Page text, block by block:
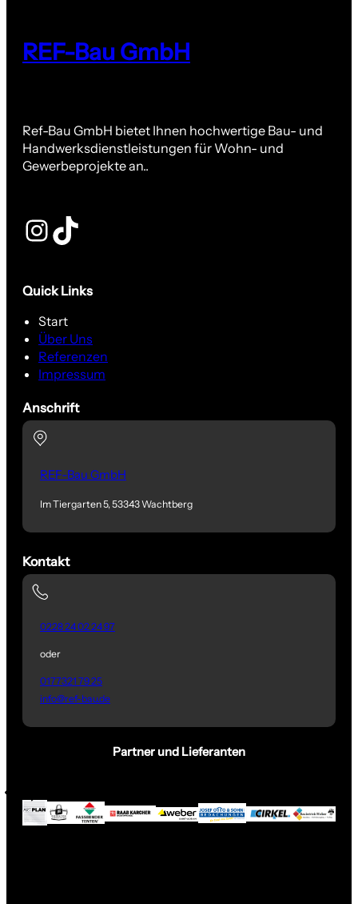
REF-Bau GmbH
Ref-Bau GmbH bietet Ihnen hochwertige Bau- und
Handwerksdienstleistungen für Wohn- und
Gewerbeprojekte an..
InstagramTikTok
Quick Links
Start
Über Uns
Referenzen
Impressum
Anschrift
REF-Bau GmbH
Im Tiergarten 5, 53343 Wachtberg
Kontakt
0228 24 02 24 97
oder
0177321 79 25
info@ref-bau.de
Partner und Lieferanten